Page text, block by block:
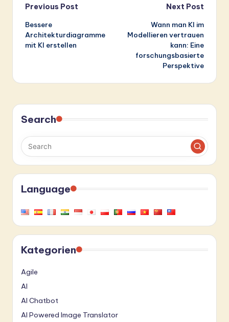
Post
navigation
Previous Post
Bessere
Architekturdiagramme
mit KI erstellen
Next Post
Wann man KI im
Modellieren vertrauen
kann: Eine
forschungsbasierte
Perspektive
Search
Language
Kategorien
Agile
AI
AI Chatbot
AI Powered Image Translator